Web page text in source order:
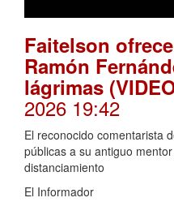
Faitelson
Ramón
lágrimas
2026 19:42
El reconocido comentarista
públicas a su antiguo
distanciamiento
El Informador